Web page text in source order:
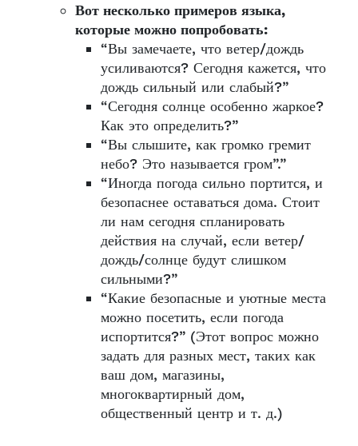
Вот несколько примеров языка,
которые можно попробовать:
“Вы замечаете, что ветер/дождь
усиливаются? Сегодня кажется, что
дождь сильный или слабый?”
“Сегодня солнце особенно жаркое?
Как это определить?”
“Вы слышите, как громко гремит
небо? Это называется гром”.”
“Иногда погода сильно портится, и
безопаснее оставаться дома. Стоит
ли нам сегодня спланировать
действия на случай, если ветер/
дождь/солнце будут слишком
сильными?”
“Какие безопасные и уютные места
можно посетить, если погода
испортится?” (Этот вопрос можно
задать для разных мест, таких как
ваш дом, магазины,
многоквартирный дом,
общественный центр и т. д.)